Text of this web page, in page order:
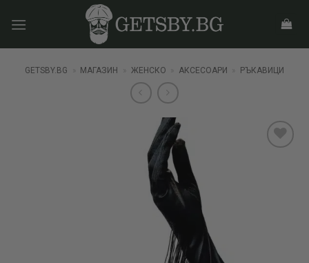
GETSBY.BG МАГАЗИН ЖЕНСКО АКСЕСОАРИ РЪКАВИЦИ